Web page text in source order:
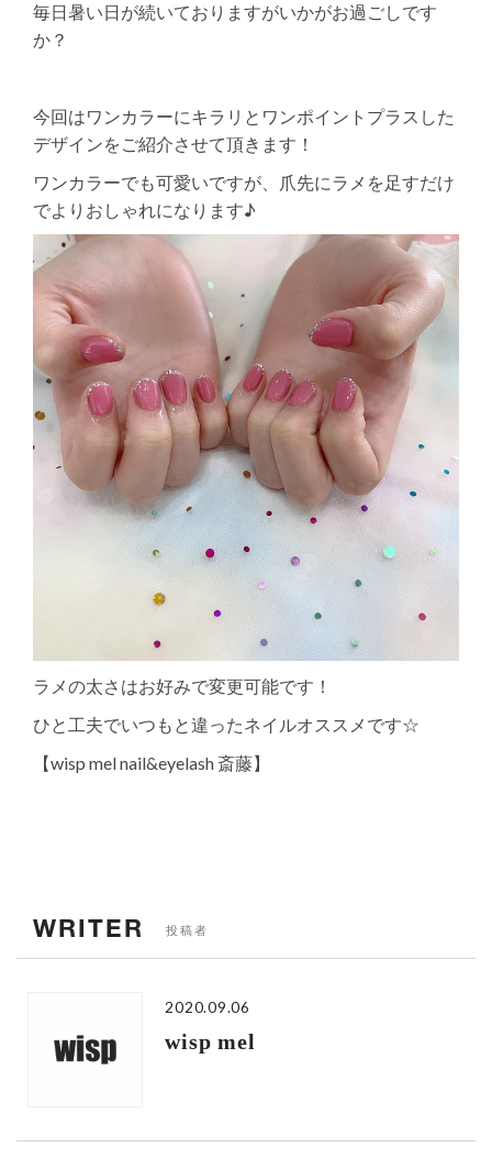
毎日暑い日が続いておりますがいかがお過ごしです
か？
今回はワンカラーにキラリとワンポイントプラスした
デザインをご紹介させて頂きます！
ワンカラーでも可愛いですが、爪先にラメを足すだけ
でよりおしゃれになります♪
ラメの太さはお好みで変更可能です！
ひと工夫でいつもと違ったネイルオススメです☆
【wisp mel nail&eyelash 斎藤】
WRITER 投稿者
2020.09.06
wisp mel